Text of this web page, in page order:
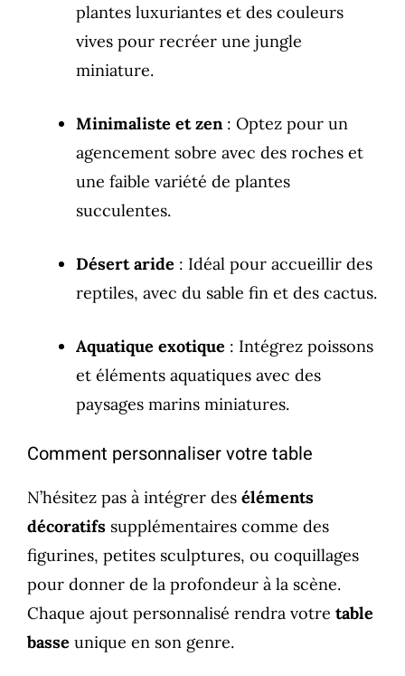
plantes luxuriantes et des couleurs
vives pour recréer une jungle
miniature.
Minimaliste et zen: Optez pour un
agencement sobre avec des roches et
une faible variété de plantes
succulentes.
Désert aride : Idéal pour accueillir des
reptiles, avec du sable fin et des cactus.
Aquatique exotique : Intégrez poissons
et éléments aquatiques avec des
paysages marins miniatures.
Comment personnaliser votre table
N’hésitez pas à intégrer des éléments
décoratifs supplémentaires comme des
figurines, petites sculptures, ou coquillages
pour donner de la profondeur à la scène.
Chaque ajout personnalisé rendra votre table
basse unique en son genre.